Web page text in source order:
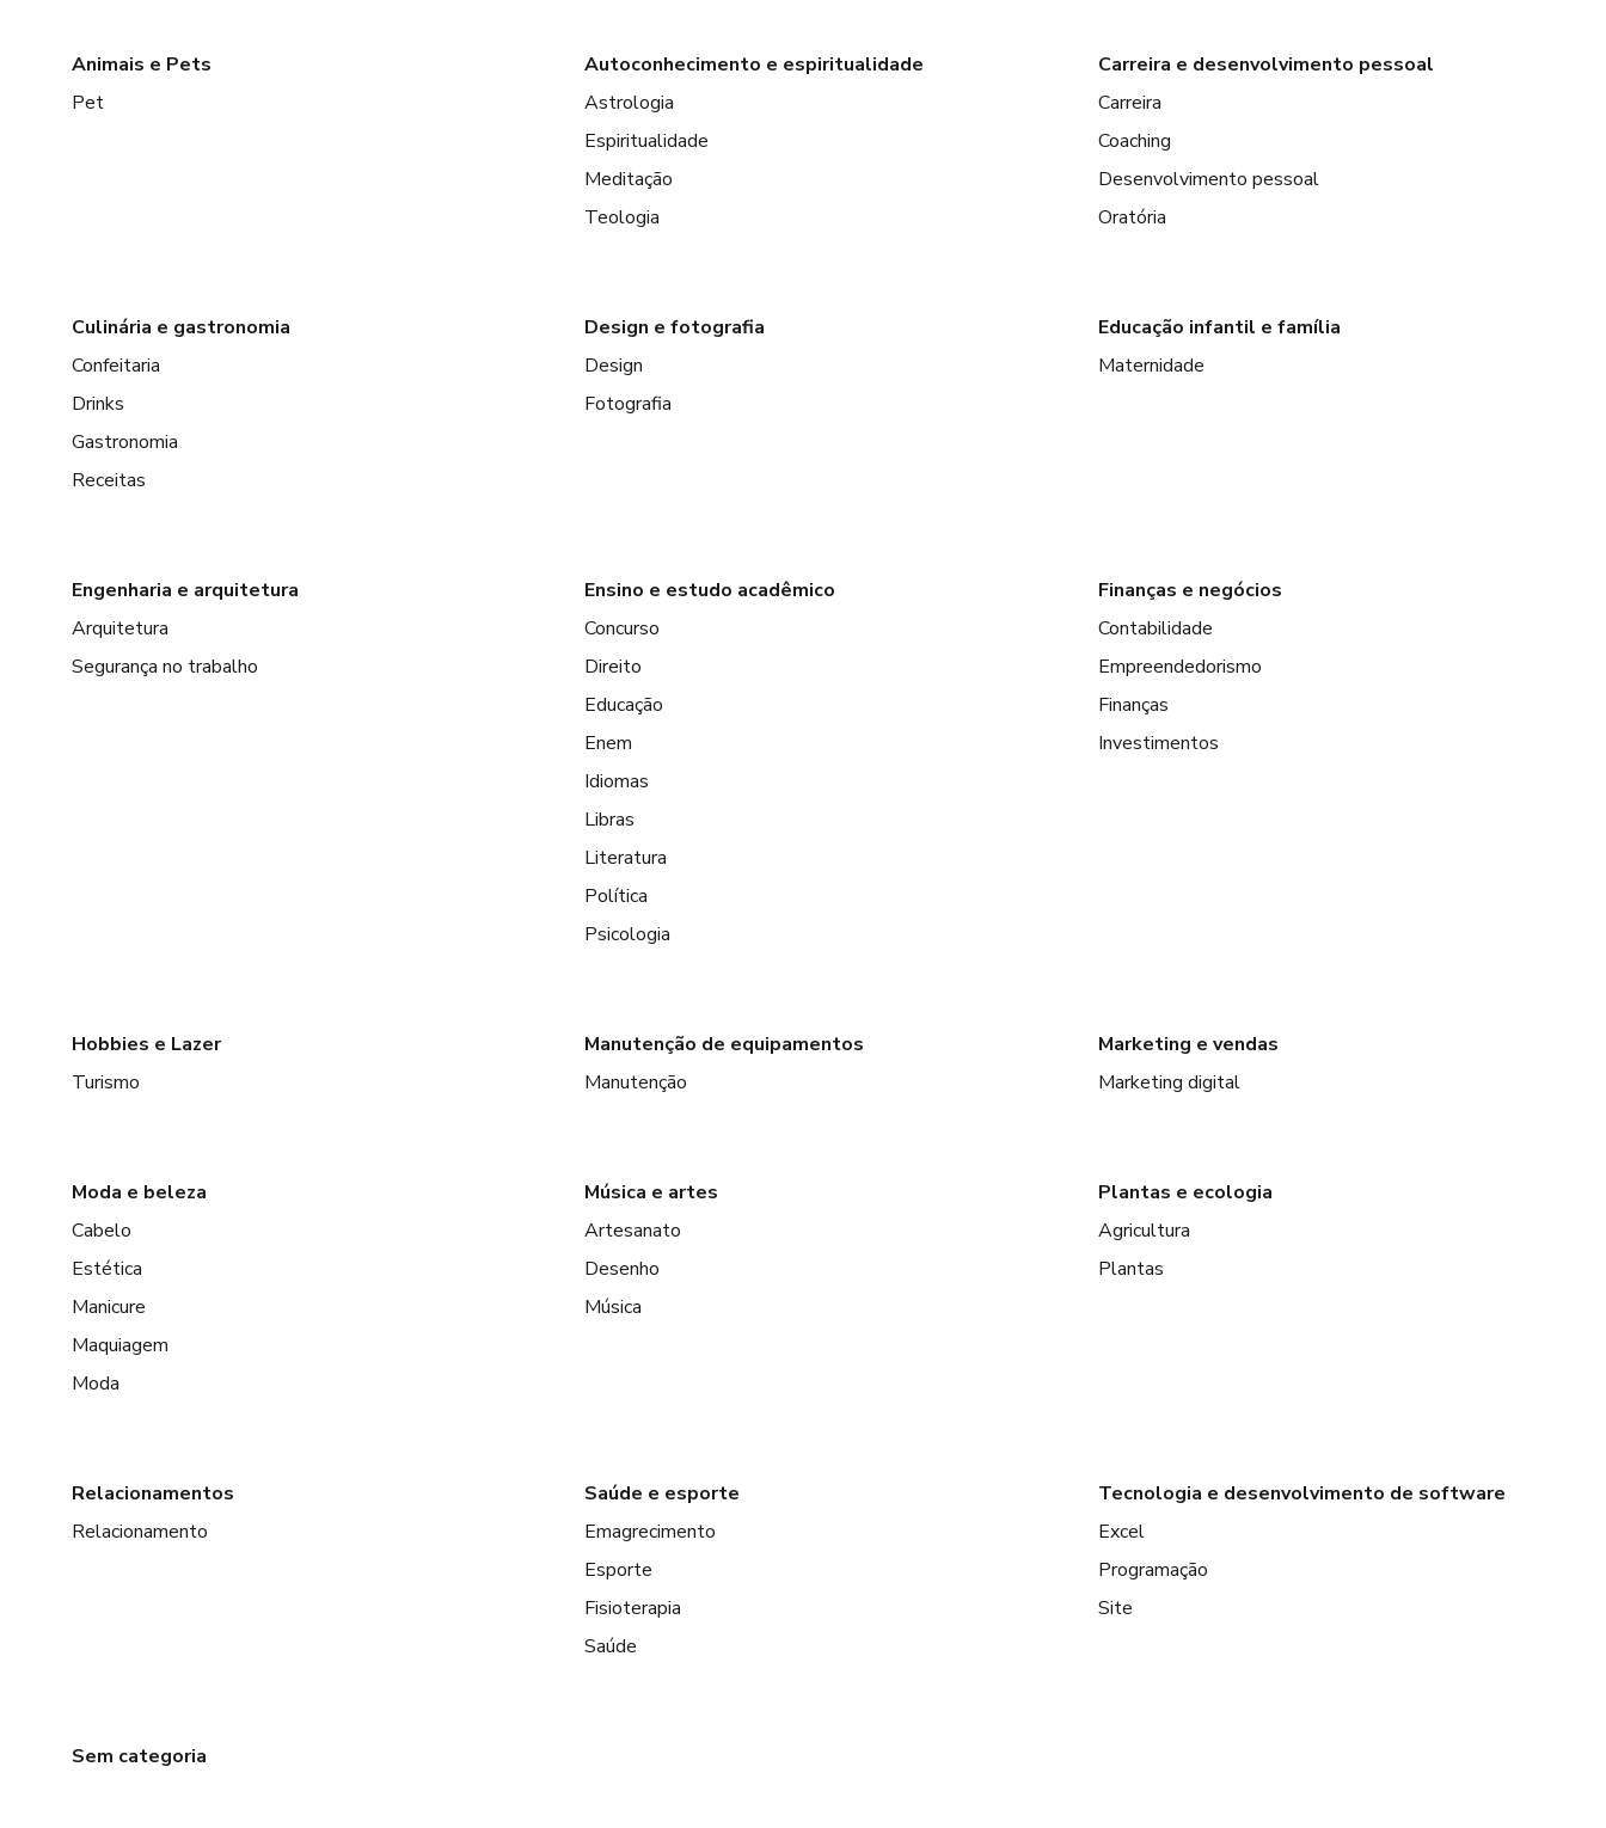
Animais e Pets
Pet
Autoconhecimento e espiritualidade
Astrologia
Espiritualidade
Meditação
Teologia
Carreira e desenvolvimento pessoal
Carreira
Coaching
Desenvolvimento pessoal
Oratória
Culinária e gastronomia
Confeitaria
Drinks
Gastronomia
Receitas
Design e fotografia
Design
Fotografia
Educação infantil e família
Maternidade
Engenharia e arquitetura
Arquitetura
Segurança no trabalho
Ensino e estudo acadêmico
Concurso
Direito
Educação
Enem
Idiomas
Libras
Literatura
Política
Psicologia
Finanças e negócios
Contabilidade
Empreendedorismo
Finanças
Investimentos
Hobbies e Lazer
Turismo
Manutenção de equipamentos
Manutenção
Marketing e vendas
Marketing digital
Moda e beleza
Cabelo
Estética
Manicure
Maquiagem
Moda
Música e artes
Artesanato
Desenho
Música
Plantas e ecologia
Agricultura
Plantas
Relacionamentos
Relacionamento
Saúde e esporte
Emagrecimento
Esporte
Fisioterapia
Saúde
Tecnologia e desenvolvimento de software
Excel
Programação
Site
Sem categoria